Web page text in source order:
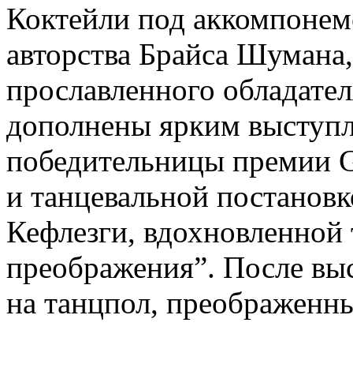
Коктейли под
авторства Брайса
прославленного
дополнены ярким
победительницы премии
и танцевальной
Кефлезги,
преображения”. После
на танцпол,